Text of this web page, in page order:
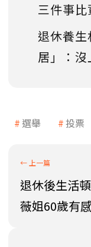
三件事比
退休養
居」：
選舉 投票
退休後生活
薇姐60歲有